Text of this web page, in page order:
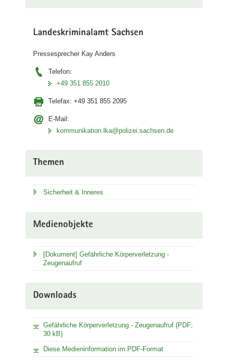
Landeskriminalamt Sachsen
Pressesprecher Kay Anders
Telefon:
+49 351 855 2010
Telefax: +49 351 855 2095
E-Mail:
kommunikation.lka@polizei.sachsen.de
Themen
Sicherheit & Inneres
Medienobjekte
[Dokument] Gefährliche Körperverletzung -
Zeugenaufruf
Downloads
Gefährliche Körperverletzung - Zeugenaufruf (PDF;
30 kB)
Diese Medieninformation im PDF-Format